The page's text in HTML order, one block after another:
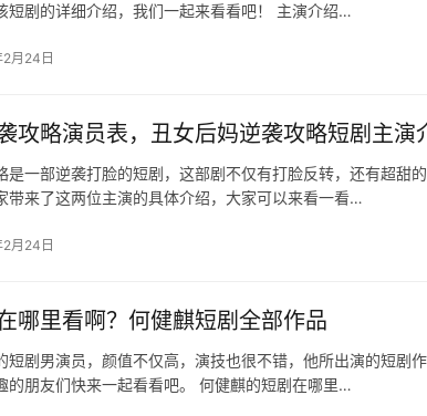
短剧的详细介绍，我们一起来看看吧！ 主演介绍…
月24日
攻略演员表，丑女后妈逆袭攻略短剧主演
是一部逆袭打脸的短剧，这部剧不仅有打脸反转，还有超甜
带来了这两位主演的具体介绍，大家可以来看一看…
月24日
哪里看啊？何健麒短剧全部作品
短剧男演员，颜值不仅高，演技也很不错，他所出演的短剧
的朋友们快来一起看看吧。 何健麒的短剧在哪里…